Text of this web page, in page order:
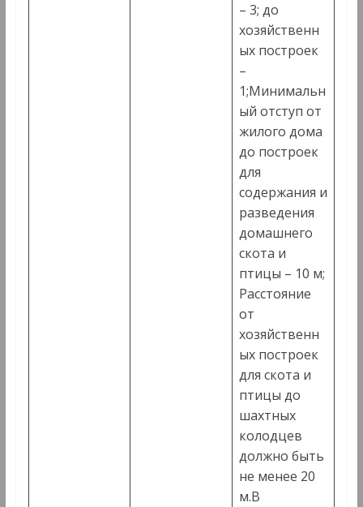
– 3; до
хозяйственн
ых построек
–
1;Минимальн
ый отступ от
жилого дома
до построек
для
содержания и
разведения
домашнего
скота и
птицы – 10 м;
Расстояние
от
хозяйственн
ых построек
для скота и
птицы до
шахтных
колодцев
должно быть
не менее 20
м.В